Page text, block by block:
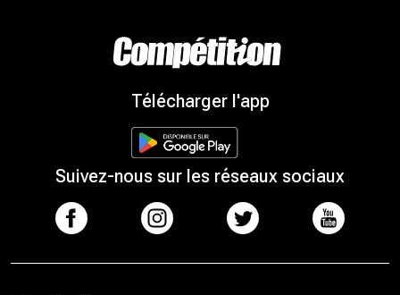
Télécharger l'app
Suivez-nous sur les réseaux sociaux